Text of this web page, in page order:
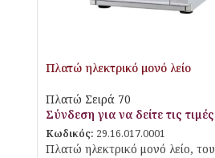
Πλατώ ηλεκτρικό μονό λείο
Πλατώ Σειρά 70
Σύνδεση για να δείτε τις τιμές
Κωδικός: 29.16.017.0001
Πλατώ ηλεκτρικό μονό λείο, του